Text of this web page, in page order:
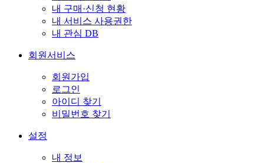
내 구매·신청 현황
내 서비스 사용권한
내 관심 DB
회원서비스
회원가입
로그인
아이디 찾기
비밀번호 찾기
설정
내 정보